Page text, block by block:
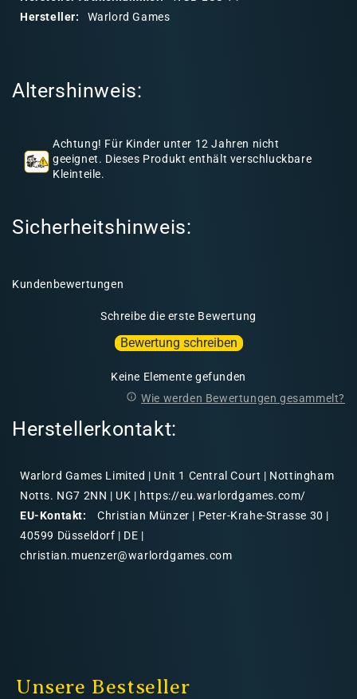
n
Hersteller:
Warlord Games
Altershinweis:
Achtung! Für Kinder unter 12 Jahren nicht
geeignet. Dieses Produkt enthält verschluckbare
Kleinteile.
Sicherheitshinweis:
Kundenbewertungen
Schreibe die erste Bewertung
Bewertung schreiben
Keine Elemente gefunden
Wie werden Bewertungen gesammelt?
Herstellerkontakt:
Warlord Games Limited | Unit 1 Central Court | Nottingham
Notts. NG7 2NN | UK | https://eu.warlordgames.com/
EU-Kontakt:
Christian Münzer | Peter-Krahe-Strasse 30 |
40599 Düsseldorf | DE |
christian.muenzer@warlordgames.com
Unsere Bestseller